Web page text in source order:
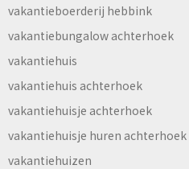
vakantieboerderij hebbink
vakantiebungalow achterhoek
vakantiehuis
vakantiehuis achterhoek
vakantiehuisje achterhoek
vakantiehuisje huren achterhoek
vakantiehuizen